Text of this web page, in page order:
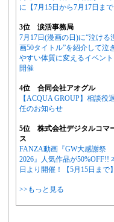
に【7月15日から7月17日まで
3位 涙活事務局
7月17日(漫画の日)に“泣ける
画50タイトル”を紹介して泣
やすい体質に変えるイベン
開催
4位 合同会社アオグル
【ACQUA GROUP】相談役
任のお知らせ
5位 株式会社デジタルコマ
ス
FANZA動画『GW大感謝祭
2026』人気作品が50%OFF!!
日より開催！【5月15日まで】
>>もっと見る